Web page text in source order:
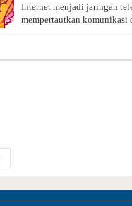
Internet menjadi jaringan
mempertautkan komunikasi